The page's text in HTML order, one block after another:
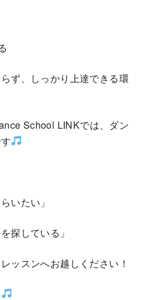
ず、しっかり上達できる環
School LINKでは、ダン
いたい」
探している」
ッスンへお越しください！